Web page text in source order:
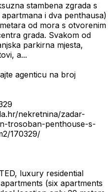
stambena zgrada s
i dva penthausa)
od mora s otvorenim
grada. Svakom od
parkirna mjesta,
a...
agenticu na broj
nekretnina/zadar-
trosoban-penthouse-s-
170329/
luxury residential
(six apartments